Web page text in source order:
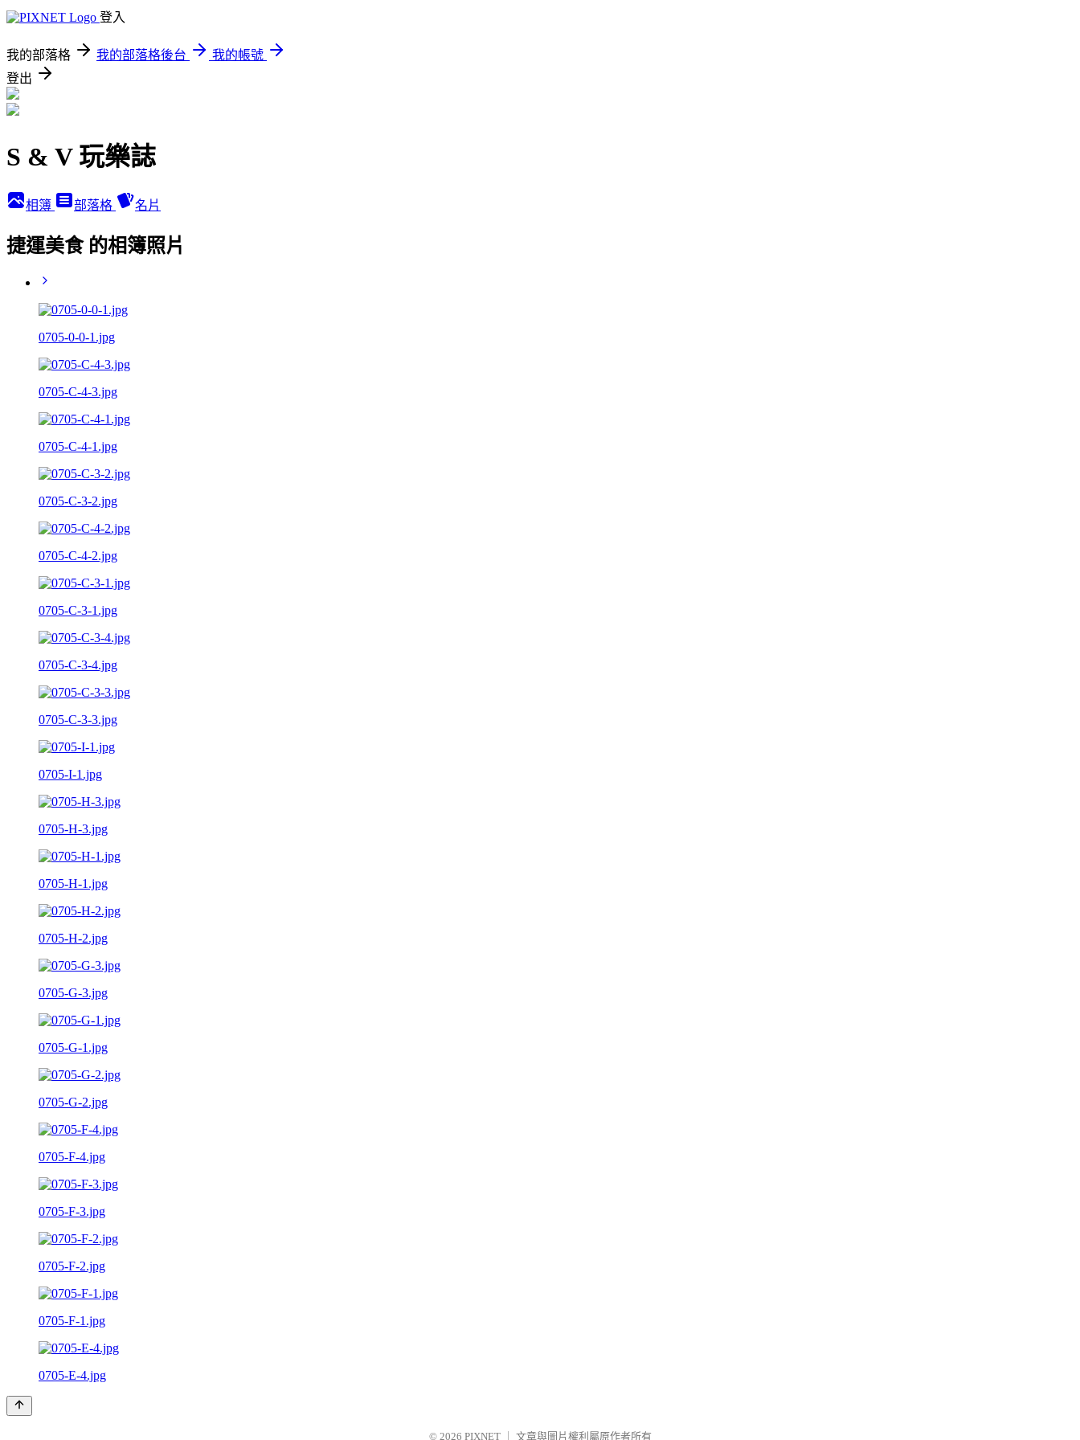
登入
我的部落格 我的部落格後台
我的帳號
登出
S & V 玩樂誌
相簿 部落格 名片
捷運美食 的相簿照片
0705-0-0-1.jpg
0705-C-4-3.jpg
0705-C-4-1.jpg
0705-C-3-2.jpg
0705-C-4-2.jpg
0705-C-3-1.jpg
0705-C-3-4.jpg
0705-C-3-3.jpg
0705-I-1.jpg
0705-H-3.jpg
0705-H-1.jpg
0705-H-2.jpg
0705-G-3.jpg
0705-G-1.jpg
0705-G-2.jpg
0705-F-4.jpg
0705-F-3.jpg
0705-F-2.jpg
0705-F-1.jpg
0705-E-4.jpg
© 2026 PIXNET 文章與圖片權利屬原作者所有